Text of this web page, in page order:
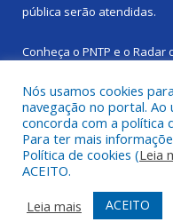
pública serão atendidas.
Conheça o PNTP e o Radar
Todos os direitos
Mapa do Site
Acessar
Nós usamos cookies
navegação no portal.
concorda com a política
Para ter mais
Política de cookies (Leia
ACEITO.
Leia mais
ACEITO